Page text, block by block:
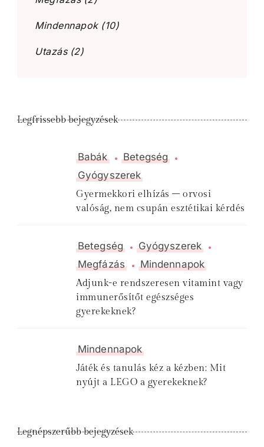
Mindennapok(10)
Utazás(2)
Legfrissebb bejegyzések
Babák
Betegség
Gyógyszerek
Gyermekkori elhízás – orvosi
valóság, nem csupán esztétikai kérdés
Betegség
Gyógyszerek
Megfázás
Mindennapok
Adjunk-e rendszeresen vitamint vagy
immunerősítőt egészséges
gyerekeknek?
Mindennapok
Játék és tanulás kéz a kézben: Mit
nyújt a LEGO a gyerekeknek?
Legnépszerűbb bejegyzések